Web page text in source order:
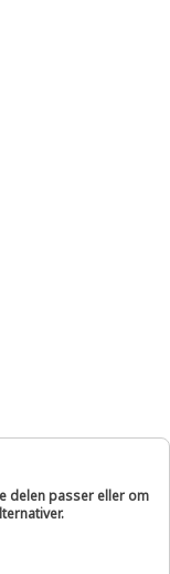
delen passer eller om